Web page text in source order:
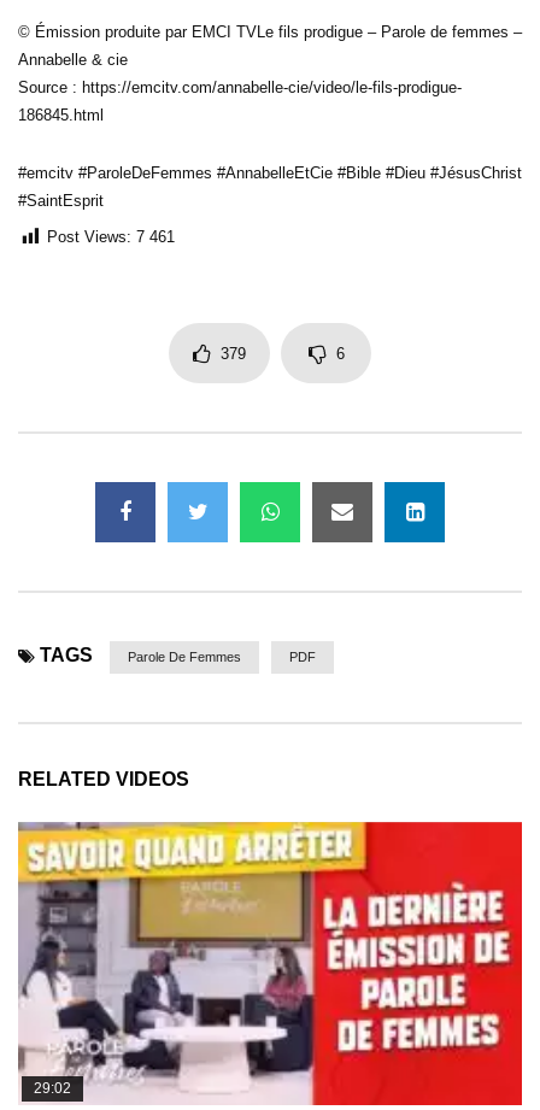
© Émission produite par EMCI TVLe fils prodigue – Parole de femmes –
Annabelle & cie
Source : https://emcitv.com/annabelle-cie/video/le-fils-prodigue-
186845.html
#emcitv #ParoleDeFemmes #AnnabelleEtCie #Bible #Dieu #JésusChrist
#SaintEsprit
Post Views: 7 461
379 6
TAGS Parole De Femmes PDF
RELATED VIDEOS
29:02